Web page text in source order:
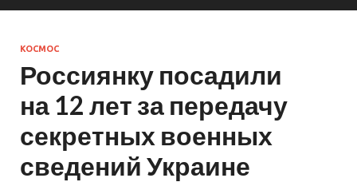
КОСМОС
Россиянку посадили
на 12 лет за передачу
секретных военных
сведений Украине